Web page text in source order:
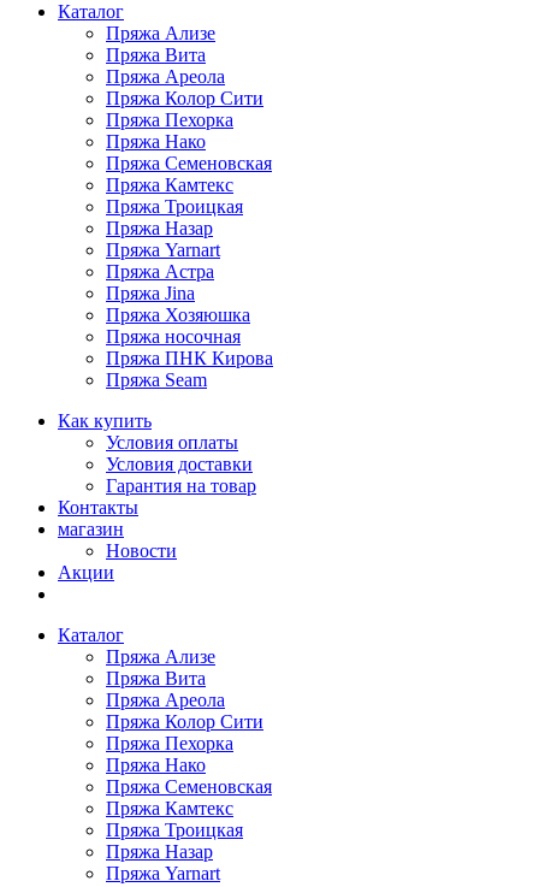
Каталог
Пряжа Ализе
Пряжа Вита
Пряжа Ареола
Пряжа Колор Сити
Пряжа Пехорка
Пряжа Нако
Пряжа Семеновская
Пряжа Камтекс
Пряжа Троицкая
Пряжа Назар
Пряжа Yarnart
Пряжа Астра
Пряжа Jina
Пряжа Хозяюшка
Пряжа носочная
Пряжа ПНК Кирова
Пряжа Seam
Как купить
Условия оплаты
Условия доставки
Гарантия на товар
Контакты
магазин
Новости
Акции
Каталог
Пряжа Ализе
Пряжа Вита
Пряжа Ареола
Пряжа Колор Сити
Пряжа Пехорка
Пряжа Нако
Пряжа Семеновская
Пряжа Камтекс
Пряжа Троицкая
Пряжа Назар
Пряжа Yarnart